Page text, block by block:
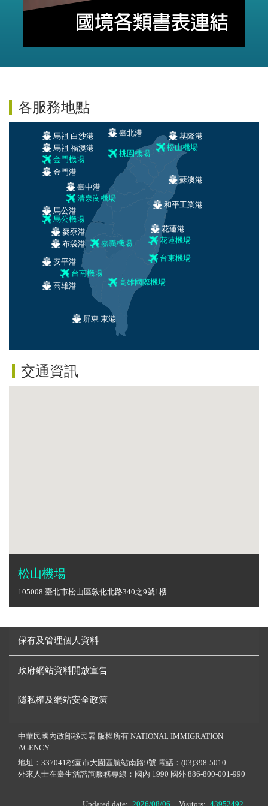
各服務地點
松山機場
桃園機場
清泉崗機場
嘉義機場
台南機場
高雄國際機場
台東機場
花蓮機場
金門機場
馬公機場
臺北港
臺中港
麥寮港
布袋港
安平港
高雄港
屏東 東港
花蓮港
和平工業港
蘇澳港
基隆港
馬祖 白沙港
馬祖 福澳港
金門港
馬公港
交通資訊
松山機場
105008 臺北市松山區敦化北路340之9號1樓
保有及管理個人資料
政府網站資料開放宣告
隱私權及網站安全政策
中華民國內政部移民署 版權所有 NATIONAL IMMIGRATION
AGENCY
地址：337041桃園市大園區航站南路9號 電話：(03)398-5010
外來人士在臺生活諮詢服務專線：國內 1990 國外 886-800-001-990
Updated date: 2026/08/06 Visitors: 43952492